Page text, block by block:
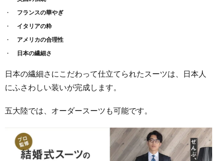
フランスの華やぎ
イタリアの粋
アメリカの合理性
日本の繊細さ
日本の繊細さにこだわって仕立てられたスーツは、日本人
にふさわしい装いが完成します。
五大陸では、オーダースーツも可能です。